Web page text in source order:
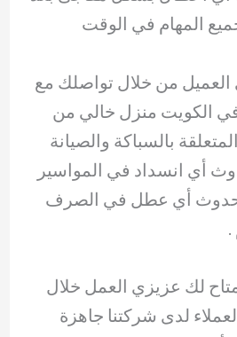
المهام في الوقت
من خلال تواصلك مع
الكويت منزل خالي من
بالسباكة والصيانة
أي انسداد في المواسير
حدوث أي عطل في الصرف
لك عزيزي العمل خلال
العملاء لدى شركتنا جاهزة